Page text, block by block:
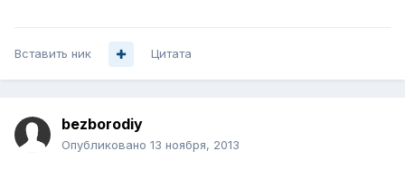
Вставить ник Цитата
bezborodiy
Опубликовано 13 ноября, 2013